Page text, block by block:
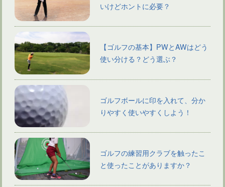
いけどホントに必要？
【ゴルフの基本】PWとAWはどう
使い分ける？どう選ぶ？
ゴルフボールに印を入れて、分か
りやすく使いやすくしよう！
ゴルフの練習用クラブを触ったこ
と使ったことがありますか？